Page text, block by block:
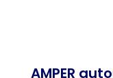
AMPER